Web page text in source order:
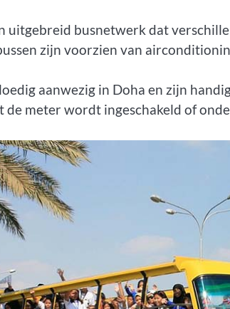
uitgebreid busnetwerk dat
zijn voorzien van
aanwezig in Doha en zijn
de meter wordt ingeschakeld of